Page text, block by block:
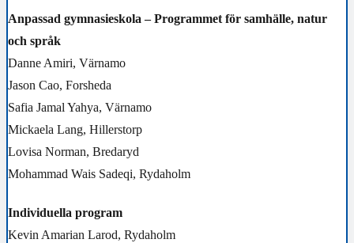
Anpassad gymnasieskola – Programmet för samhälle, natur
och språk
Danne Amiri, Värnamo
Jason Cao, Forsheda
Safia Jamal Yahya, Värnamo
Mickaela Lang, Hillerstorp
Lovisa Norman, Bredaryd
Mohammad Wais Sadeqi, Rydaholm
Individuella program
Kevin Amarian Larod, Rydaholm